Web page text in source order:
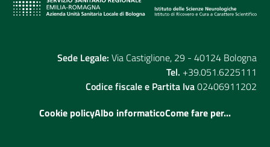
Sede Legale: Via Castiglione, 29 - 40124 Bologna
Tel. +39.051.6225111
Codice fiscale e Partita Iva02406911202
Cookie policyAlbo informaticoCome fare per...